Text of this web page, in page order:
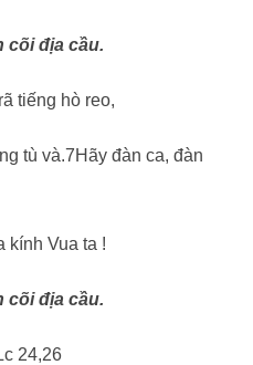
cõi địa cầu.
tiếng hò reo,
tù và.7Hãy đàn ca, đàn
kính Vua ta !
cõi địa cầu.
24,26